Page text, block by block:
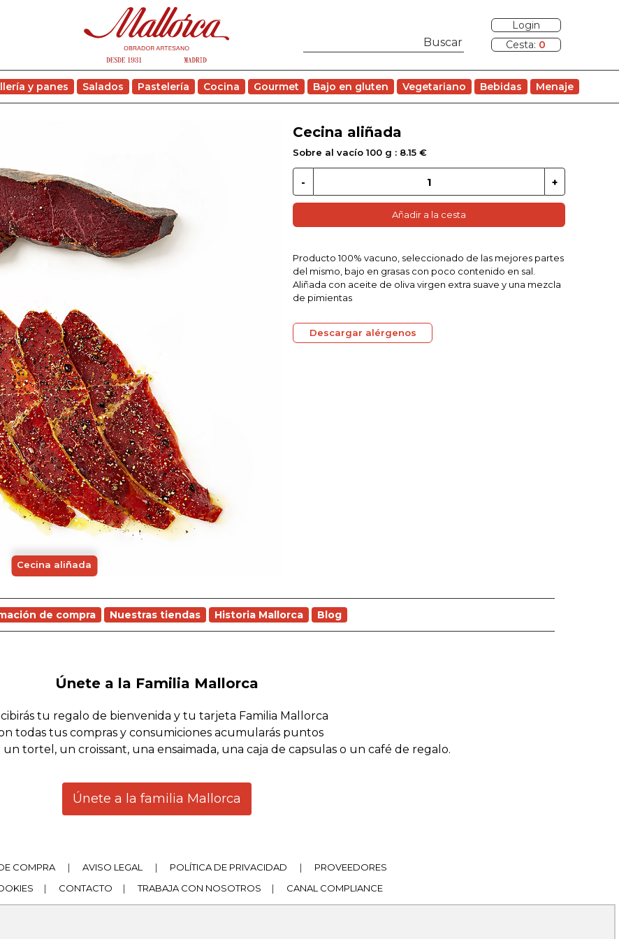
Login
Cesta: 0
y panes Salados Pastelería Cocina Gourmet Bajo en gluten Vegetariano Bebidas Menaje
Cecina aliñada
Cecina aliñada
Sobre al vacío 100 g : 8.15 €
Añadir a la cesta
Producto 100% vacuno, seleccionado de las mejores partes
del mismo, bajo en grasas con poco contenido en sal.
Aliñada con aceite de oliva virgen extra suave y una mezcla
de pimientas
Descargar alérgenos
de compra Nuestras tiendas Historia Mallorca Blog
Únete a la Familia Mallorca
tu regalo de bienvenida y tu tarjeta Familia Mallorca
todas tus compras y consumiciones acumularás puntos
un tortel, un croissant, una ensaimada, una caja de capsulas o un café de regalo.
Únete a la familia Mallorca
COMPRA | AVISO LEGAL | POLÍTICA DE PRIVACIDAD |
PROVEEDORES
| CONTACTO | TRABAJA CON NOSOTROS | CANAL COMPLIANCE